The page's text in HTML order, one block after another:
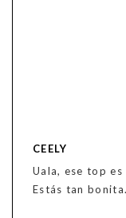
CEELY
Uala, ese top es
Estás tan bonita.